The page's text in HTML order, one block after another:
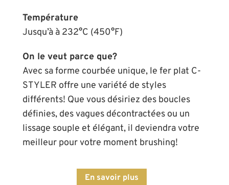
En savoir plus
Température
Jusqu’à à 232°C (450°F)
On le veut parce que?
Avec sa forme courbée unique, le fer plat C-
STYLER offre une variété de styles
différents! Que vous désiriez des boucles
définies, des vagues décontractées ou un
lissage souple et élégant, il deviendra votre
meilleur pour votre moment brushing!